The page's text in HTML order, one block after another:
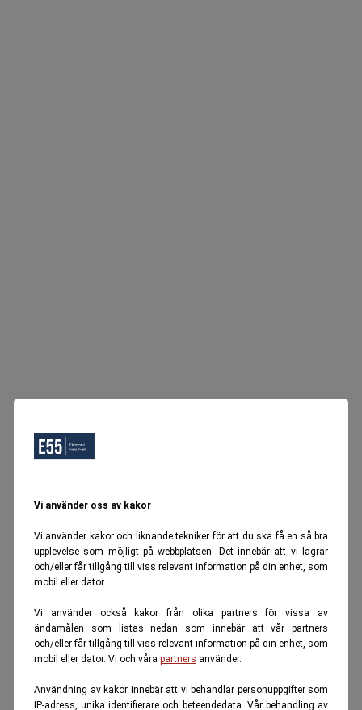
Vi använder oss av kakor
Vi använder kakor och liknande tekniker för att du ska få en så bra
upplevelse som möjligt på webbplatsen. Det innebär att vi lagrar
och/eller får tillgång till viss relevant information på din enhet, som
mobil eller dator.
Vi använder också kakor från olika partners för vissa av
ändamålen som listas nedan som innebär att vår partners
och/eller får tillgång till viss relevant information på din enhet, som
mobil eller dator. Vi och våra partners använder.
Användning av kakor innebär att vi behandlar personuppgifter som
IP-adress, unika identifierare och beteendedata. Vår behandling av